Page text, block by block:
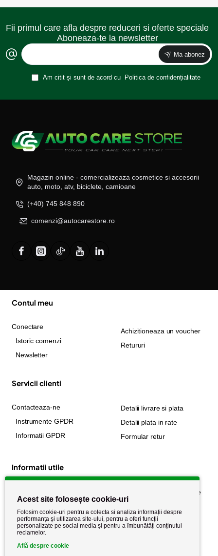
Fii primul care afla despre reduceri si oferte speciale
Aboneaza-te la newsletter
Ma abonez
Am citit și sunt de acord cu Politica de confidențialitate
Magazin online - comercializeaza cosmetice si accesorii
auto, moto, atv, biciclete, camioane
(+40) 745 848 890
comenzi@autocarestore.ro
Contul meu
Conectare
Istoric comenzi
Newsletter
Achizitioneaza un voucher
Retururi
Servicii clienti
Contacteaza-ne
Instrumente GPDR
Informatii GPDR
Detalii livrare si plata
Detalii plata in rate
Formular retur
Informatii utile
Politica de cookie
Politica de confidențialitate
Termeni si conditii
Acest site folosește cookie-uri
Folosim cookie-uri pentru a colecta si analiza informații despre
performanța și utilizarea site-ului, pentru a oferi funcții
personalizate pe social media și pentru a îmbunătăți conținutul
reclamelor.
Află despre cookie